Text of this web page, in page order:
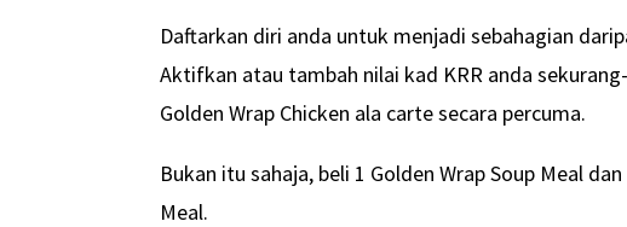
Daftarkan diri anda untuk menjadi sebahagian
Aktifkan atau tambah nilai kad KRR anda
Golden Wrap Chicken ala carte secara percuma.
Bukan itu sahaja, beli 1 Golden Wrap Soup Meal
Meal.